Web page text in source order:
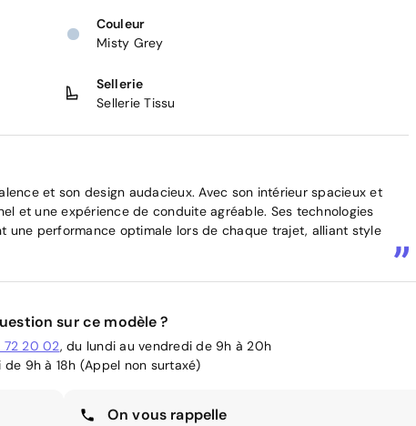
Couleur
Misty Grey
Sellerie
Sellerie Tissu
et son design audacieux. Avec son intérieur spacieux et
et une expérience de conduite agréable. Ses technologies
une performance optimale lors de chaque trajet, alliant style
sur ce modèle ?
72 20 02, du lundi au vendredi de 9h à 20h
de 9h à 18h (Appel non surtaxé)
On vous rappelle